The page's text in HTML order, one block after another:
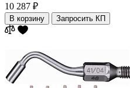
10 287 ₽
В корзину Запросить КП